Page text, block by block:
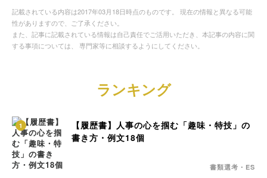
記載されている内容は2017年03月18日時点のものです。 現在の情報と異なる可能
性がありますので、ご了承ください。
また、記事に記載されている情報は自己責任でご活用いただき、本記事の内容に関
する事項については、 専門家等に相談するようにしてください。
ランキング
1
【履歴書】人事の心を掴む「趣味・特技」の
書き方・例文18個
書類選考・ES